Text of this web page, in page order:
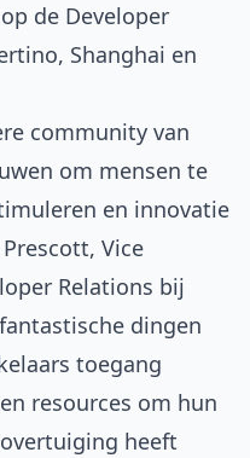
de Developer
Shanghai en
community van
om mensen te
en innovatie
Vice
Relations bij
dingen
toegang
resources om hun
heeft